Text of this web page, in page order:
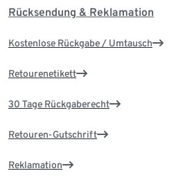
Rücksendung & Reklamation
Kostenlose Rückgabe / Umtausch
Retourenetikett
30 Tage Rückgaberecht
Retouren-Gutschrift
Reklamation